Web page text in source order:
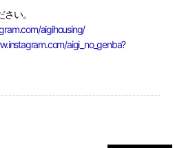
い。
aigihousing/
aigi_no_genba?